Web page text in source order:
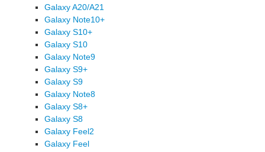
Galaxy A20/A21
Galaxy Note10+
Galaxy S10+
Galaxy S10
Galaxy Note9
Galaxy S9+
Galaxy S9
Galaxy Note8
Galaxy S8+
Galaxy S8
Galaxy Feel2
Galaxy Feel